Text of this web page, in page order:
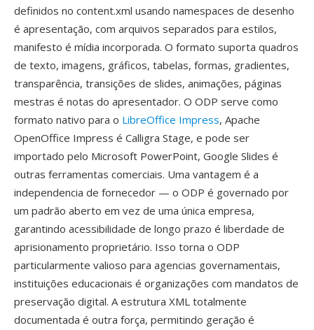
definidos no content.xml usando namespaces de desenho
é apresentação, com arquivos separados para estilos,
manifesto é mídia incorporada. O formato suporta quadros
de texto, imagens, gráficos, tabelas, formas, gradientes,
transparência, transições de slides, animações, páginas
mestras é notas do apresentador. O ODP serve como
formato nativo para o LibreOffice Impress, Apache
OpenOffice Impress é Calligra Stage, e pode ser
importado pelo Microsoft PowerPoint, Google Slides é
outras ferramentas comerciais. Uma vantagem é a
independencia de fornecedor — o ODP é governado por
um padrão aberto em vez de uma única empresa,
garantindo acessibilidade de longo prazo é liberdade de
aprisionamento proprietário. Isso torna o ODP
particularmente valioso para agencias governamentais,
instituições educacionais é organizações com mandatos de
preservação digital. A estrutura XML totalmente
documentada é outra força, permitindo geração é